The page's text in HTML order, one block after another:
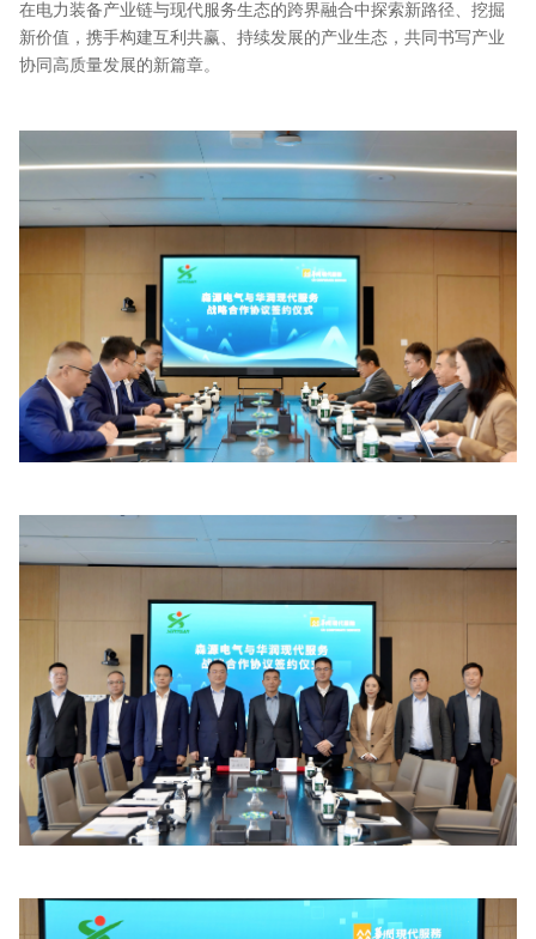
在电力装备产业链与现代服务生态的跨界融合中探索新路径、挖掘
新价值，携手构建互利共赢、持续发展的产业生态，共同书写产业
协同高质量发展的新篇章。